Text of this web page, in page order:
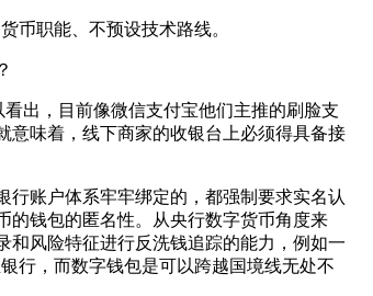
币职能、不预设技术路线。
出，目前像微信支付宝他们主推的刷脸支
意味着，线下商家的收银台上必须得具备接
账户体系牢牢绑定的，都强制要求实名认
的钱包的匿名性。从央行数字货币角度来
和风险特征进行反洗钱追踪的能力，例如一
行，而数字钱包是可以跨越国境线无处不